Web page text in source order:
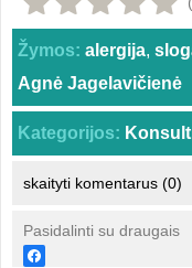
Žymos: alergija,
Agnė Jagelavičienė
Kategorijos:
skaityti komentarus (0)
Pasidalinti su draugais